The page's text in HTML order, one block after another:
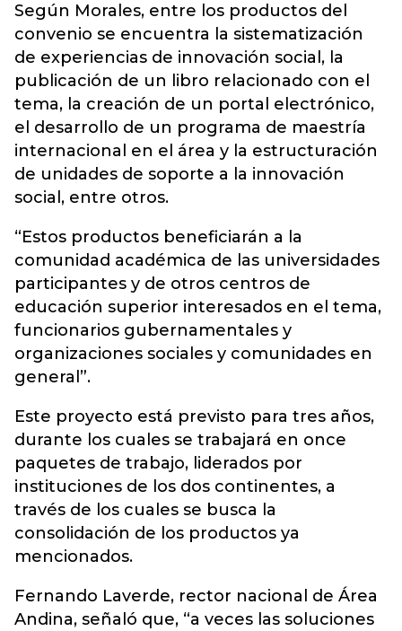
Según Morales, entre los productos del
convenio se encuentra la sistematización
de experiencias de innovación social, la
publicación de un libro relacionado con el
tema, la creación de un portal electrónico,
el desarrollo de un programa de maestría
internacional en el área y la estructuración
de unidades de soporte a la innovación
social, entre otros.
“Estos productos beneficiarán a la
comunidad académica de las universidades
participantes y de otros centros de
educación superior interesados en el tema,
funcionarios gubernamentales y
organizaciones sociales y comunidades en
general”.
Este proyecto está previsto para tres años,
durante los cuales se trabajará en once
paquetes de trabajo, liderados por
instituciones de los dos continentes, a
través de los cuales se busca la
consolidación de los productos ya
mencionados.
Fernando Laverde, rector nacional de Área
Andina, señaló que, “a veces las soluciones